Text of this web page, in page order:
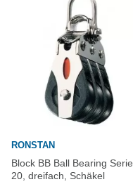
RONSTAN
Block BB Ball Bearing Serie
20, dreifach, Schäkel